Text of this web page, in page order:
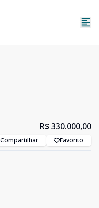
R$ 330.000,00
Compartilhar Favorito